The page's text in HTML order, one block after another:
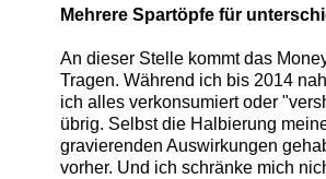
Mehrere Spartöpfe für
An dieser Stelle kommt das
Tragen. Während ich bis 2014
ich alles verkonsumiert oder
übrig. Selbst die Halbierung
gravierenden Auswirkungen
vorher. Und ich schränke mich